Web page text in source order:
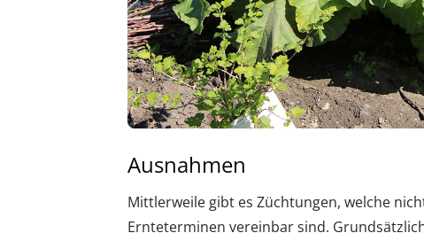
Ausnahmen
Mittlerweile gibt es Züchtungen, welche
Ernteterminen vereinbar sind.